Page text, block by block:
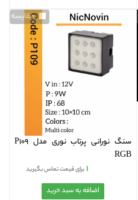
مقایسه
سنگ نورانی پرتاب نوری مدل P109
RGB
۱برای قیمت تماس بگیرید